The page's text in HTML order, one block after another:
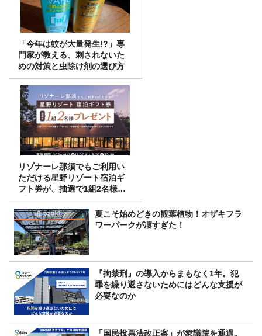
「今年は蚊が大量発生!?」専
門家が教える、刺されないた
めの対策と虫除け剤の選び方
リゾナーレ那須でもご利用い
ただける星野リゾート宿泊ギ
フト券が、抽選で1組2名様に
プレゼント！
夏こそ始めどきの観葉植物！オザキフラ
ワーパークが凄すぎた！
『拘禁刑』の導入からまもなく1年。犯
罪を繰り返さないためにはどんな支援が
必要なのか
「国民投票法改正案」が衆議院を通過。